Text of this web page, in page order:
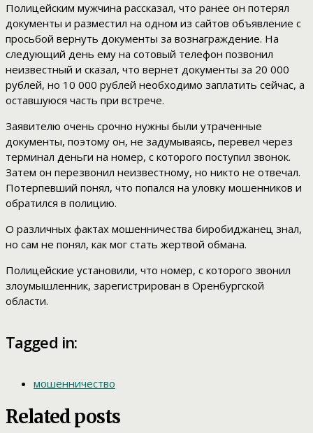
Полицейским мужчина рассказал, что ранее он потерял
документы и разместил на одном из сайтов объявление с
просьбой вернуть документы за вознаграждение. На
следующий день ему на сотовый телефон позвонил
неизвестный и сказал, что вернет документы за 20 000
рублей, но 10 000 рублей необходимо заплатить сейчас, а
оставшуюся часть при встрече.
Заявителю очень срочно нужны были утраченные
документы, поэтому он, не задумываясь, перевел через
терминал деньги на номер, с которого поступил звонок.
Затем он перезвонил неизвестному, но никто не отвечал.
Потерпевший понял, что попался на уловку мошенников и
обратился в полицию.
О различных фактах мошенничества биробиджанец знал,
но сам не понял, как мог стать жертвой обмана.
Полицейские установили, что номер, с которого звонил
злоумышленник, зарегистрирован в Оренбургской
области.
Tagged in:
мошенничество
Related posts